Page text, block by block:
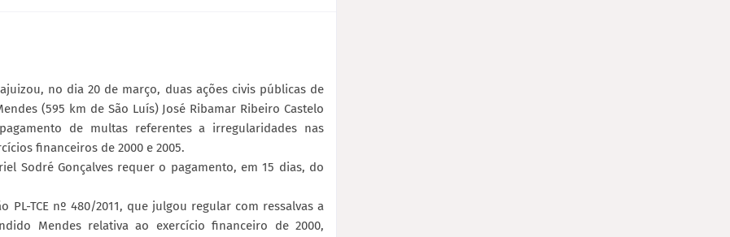
no dia 20 de março, duas ações civis públicas de
(595 km de São Luís) José Ribamar Ribeiro Castelo
de multas referentes a irregularidades nas
financeiros de 2000 e 2005.
Sodré Gonçalves requer o pagamento, em 15 dias, do
TCE nº 480/2011, que julgou regular com ressalvas a
Mendes relativa ao exercício financeiro de 2000,